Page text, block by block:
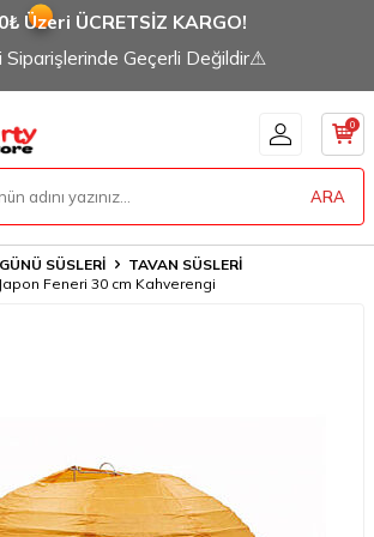
Üzeri ÜCRETSİZ KARGO!
Geçerli Değildir⚠
ARA
0
SÜSLERİ
TAVAN SÜSLERİ
Japon Feneri 30 cm Kahverengi